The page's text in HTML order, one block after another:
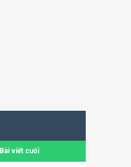
Bài viết cuối